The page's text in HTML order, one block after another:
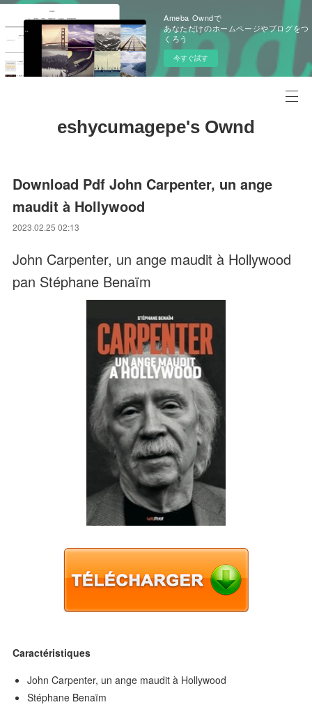
Ameba Owndで
あなただけのホームページやブログをつ
くろう
今すぐ試す
eshycumagepe's Ownd
Download Pdf John Carpenter, un ange
maudit à Hollywood
2023.02.25 02:13
John Carpenter, un ange maudit à Hollywood
pan Stéphane Benaïm
Caractéristiques
John Carpenter, un ange maudit à Hollywood
Stéphane Benaïm